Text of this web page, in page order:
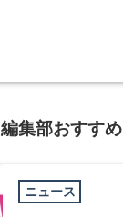
編集部おすすめ
ニュース